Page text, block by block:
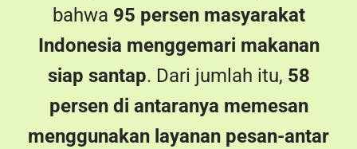
makanan.
IDN Times melakukan riset, bahwa
1x dalam sepekan ada 47,3% orang
pesan online, setiap 2x sepekan ada